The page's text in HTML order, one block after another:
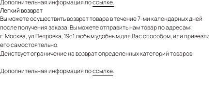
Дополнительная информация поссылке.
Легкий возврат
Вы можете осуществить возврат товара в течение 7-ми календарных дней
после получения заказа. Вы можете отправить нам товар по адресам:
г. Москва, ул Петровка, 19с1 любым удобным для Вас способом, или привезти
его самостоятельно.
Действует ограничение на возврат определенных категорий товаров.
Дополнительная информация поссылке.